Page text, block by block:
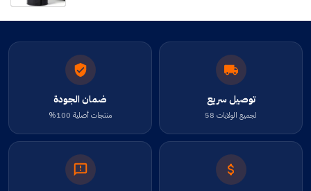
توصيل سريع
لجميع الولايات 58
ضمان الجودة
منتجات أصلية 100%